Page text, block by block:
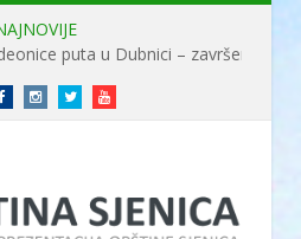
FacebookInstagramTwitterYoutube